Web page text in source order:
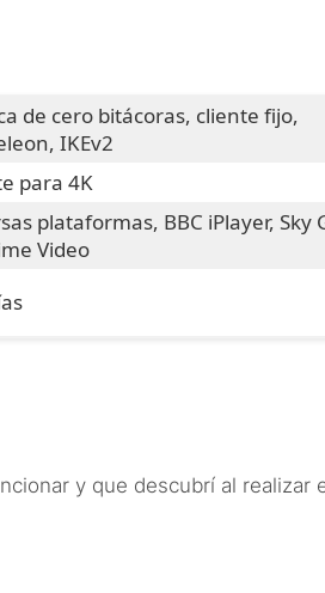
de cero bitácoras, cliente fijo,
IKEv2
para 4K
plataformas, BBC iPlayer, Sky
Video
y que descubrí al realizar